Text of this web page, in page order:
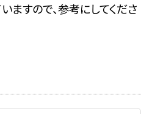
ますので、参考にしてくださ